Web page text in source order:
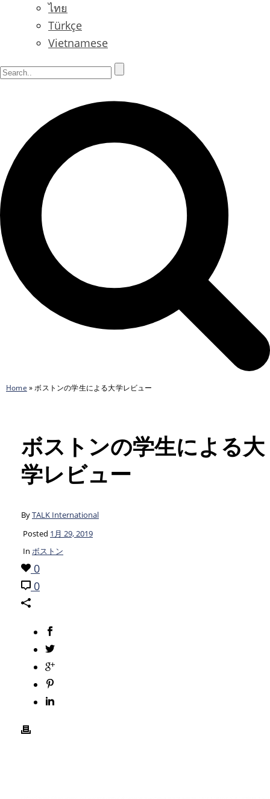
ไทย
Türkçe
Vietnamese
Home »ボストンの学生による大学レビュー
ボストンの学生による大
学レビュー
ByTALK International
Posted 1月 29, 2019
In ボストン
0
0